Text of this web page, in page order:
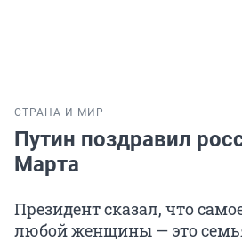
СТРАНА И МИР
Путин поздравил
Марта
Президент сказал, что
любой женщины — это